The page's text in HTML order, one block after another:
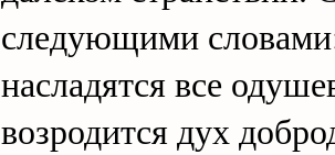
следующими
насладятся все
возродится дух